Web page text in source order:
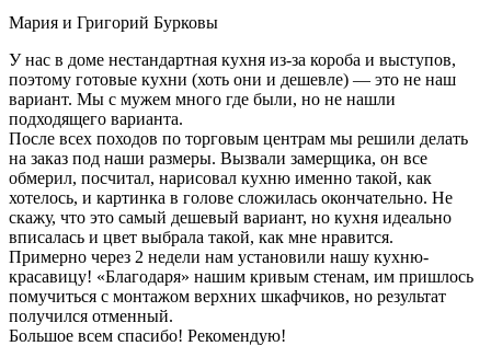
Мария и Григорий Бурковы
У нас в доме нестандартная кухня из-за короба и выступов,
поэтому готовые кухни (хоть они и дешевле) — это не наш
вариант. Мы с мужем много где были, но не нашли
подходящего варианта.
После всех походов по торговым центрам мы решили делать
на заказ под наши размеры. Вызвали замерщика, он все
обмерил, посчитал, нарисовал кухню именно такой, как
хотелось, и картинка в голове сложилась окончательно. Не
скажу, что это самый дешевый вариант, но кухня идеально
вписалась и цвет выбрала такой, как мне нравится.
Примерно через 2 недели нам установили нашу кухню-
красавицу! «Благодаря» нашим кривым стенам, им пришлось
помучиться с монтажом верхних шкафчиков, но результат
получился отменный.
Большое всем спасибо! Рекомендую!